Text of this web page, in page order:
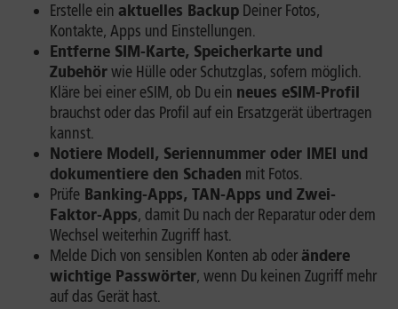
Erstelle ein aktuelles Backup Deiner Fotos,
Kontakte, Apps und Einstellungen.
Entferne SIM-Karte, Speicherkarte und
Zubehörwie Hülle oder Schutzglas, sofern möglich.
Kläre bei einer eSIM, ob Du ein neues eSIM-Profil
brauchst oder das Profil auf ein Ersatzgerät übertragen
kannst.
Notiere Modell, Seriennummer oder IMEI und
dokumentiere den Schaden mit Fotos.
Prüfe Banking-Apps, TAN-Apps und Zwei-
Faktor-Apps, damit Du nach der Reparatur oder dem
Wechsel weiterhin Zugriff hast.
Melde Dich von sensiblen Konten ab oder ändere
wichtige Passwörter, wenn Du keinen Zugriff mehr
auf das Gerät hast.